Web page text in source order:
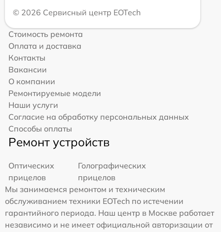
© 2026 Сервисный центр EOTech
Стоимость ремонта
Оплата и доставка
Контакты
Вакансии
О компании
Ремонтируемые модели
Наши услуги
Согласие на обработку персональных данных
Способы оплаты
Ремонт устройств
Оптических
прицелов
Голографических
прицелов
Мы занимаемся ремонтом и техническим
обслуживанием техники EOTech по истечении
гарантийного периода. Наш центр в Москве работает
независимо и не имеет официальной авторизации от